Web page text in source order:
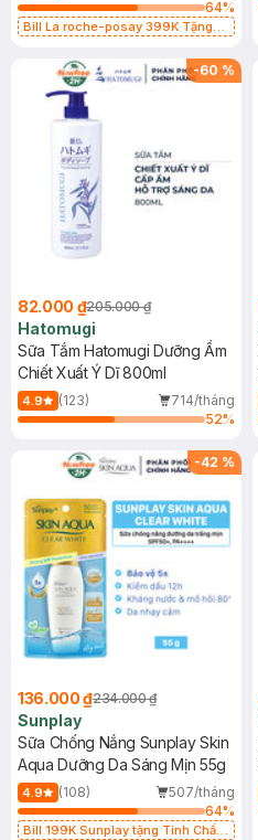
64%
Bill La roche-posay 399K Tặng
(SL có hạn)
-60 %
82.000 ₫205.000 ₫
Hatomugi
Sữa Tắm Hatomugi Dưỡng Ẩm
Chiết Xuất Ý Dĩ 800ml
4.9 (123)
714/tháng
52%
-42 %
136.000 ₫234.000 ₫
Sunplay
Sữa Chống Nắng Sunplay Skin
Aqua Dưỡng Da Sáng Mịn 55g
4.9 (108)
507/tháng
64%
Bill 199K Sunplay tặng Tinh Chất